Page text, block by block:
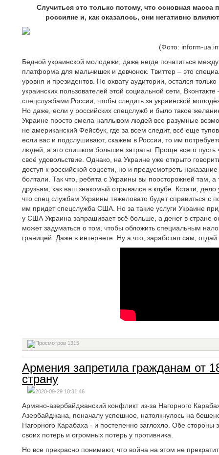
Случиться это только потому, что основная масса
россияне и, как оказалось, они негативно
(Фото: inform-
Бедной украинской молодежи, даже негде початиться
платформа для мальчишек и девчонок. Твиттер – это
уровня и президентов. По охвату аудитории, остался
украинских пользователей этой социальной сети,
спецслужбами России, чтобы следить за украинской
Но даже, если у российских спецслужб и было такое
Украине просто смела наплывом людей все разумные
не американский Фейсбук, где за всем следит, всё еще
если вас и подслушивают, скажем в России, то им
людей, а это слишком большие затраты. Проще всего пусть
своё удовольствие. Однако, на Украине уже открыто
доступ к российской соцсети, но и предусмотреть
болтали. Так что, ребята с Украины вы поосторожней там, а
друзьям, как ваш знакомый отрывался в клубе. Кстати,
что спец службам Украины тяжеловато будет справиться с
им придет спецслужба США. Но за такие услуги Украине
у США Украина запрашивает всё больше, а денег в стране
может задуматься о том, чтобы обложить специальным
границей. Даже в интернете. Ну а что, заработал сам, отдай
1315
Армения запретила гражданам от
страну
2020-09-29 10:31:46
Армяно-азербайджанский конфликт из-за Нагорного
Азербайджана, поначалу успешное, натолкнулось на
Нагорного Карабаха - и постепенно заглохло. Обе стороны
своих потерь и огромных потерь у противника.
Но все прекрасно понимают, что война на этом не